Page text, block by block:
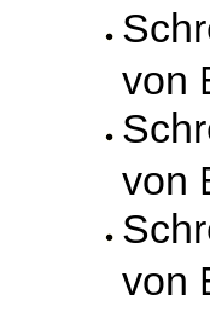
von
von
von